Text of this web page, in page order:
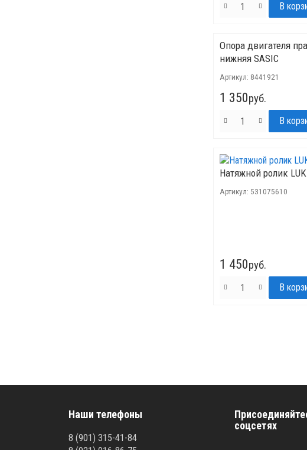
Опора двигателя
нижняя SASIC
Артикул: 8441921
1 350руб.
Натяжной ролик LUK
Артикул: 531075610
1 450руб.
Наши телефоны
8 (901) 315-41-84
соцсетях